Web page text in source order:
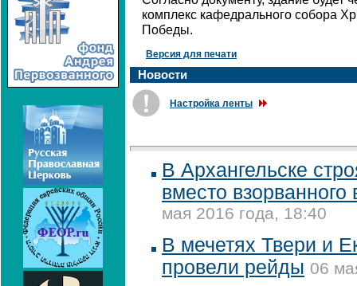
комплекс кафедрального собора
Победы.
Версия для печати
Новости
Настройка ленты
В Архангельске
вместо взорванного
мая 2016 года, 18:40
В мечетях Твери и
провели рейды 06